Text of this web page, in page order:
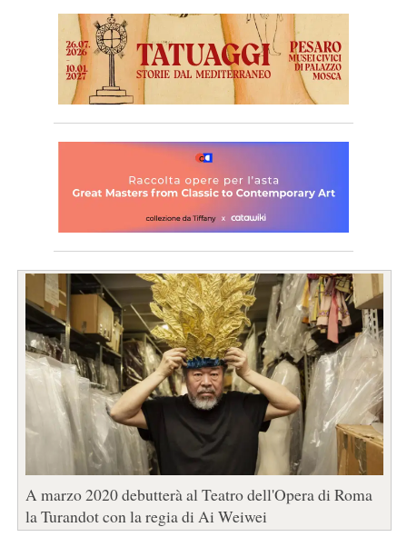
A marzo 2020 debutterà al Teatro dell'Opera di Roma
la Turandot con la regia di Ai Weiwei